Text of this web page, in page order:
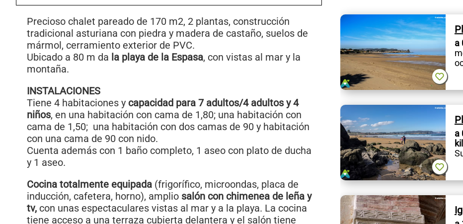
Precioso chalet pareado de 170 m2, 2 plantas, construcción
tradicional asturiana con piedra y madera de castaño, suelos de
mármol, cerramiento exterior de PVC.
Ubicado a 80 m da la playa de la Espasa, con vistas al mar y la
montaña.
INSTALACIONES
Tiene 4 habitaciones y capacidad para 7 adultos/4 adultos y 4
niños, en una habitación con cama de 1,80; una habitación con
cama de 1,50; una habitación con dos camas de 90 y habitación
con una cama de 90 con nido.
Cuenta además con 1 baño completo, 1 aseo con plato de ducha
y 1 aseo.
Cocina totalmente equipada (frigorífico, microondas, placa de
inducción, cafetera, horno), amplio salón con chimenea de leña y
tv, con unas espectaculares vistas al mar y a la playa. La cocina
tiene acceso a una terraza cubierta delantera y el salón tiene
a
a